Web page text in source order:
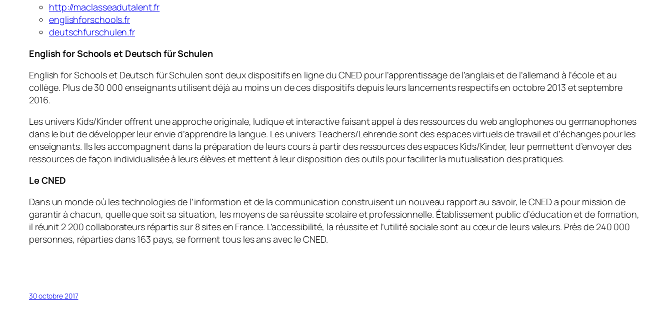
http://maclasseadutalent.fr
englishforschools.fr
deutschfurschulen.fr
English for Schools et Deutsch für Schulen
English for Schools et Deutsch für Schulen sont deux dispositifs en ligne du CNED pour l’apprentissage de l’anglais et de l’allemand à l’école et au
collège. Plus de 30 000 enseignants utilisent déjà au moins un de ces dispositifs depuis leurs lancements respectifs en octobre 2013 et septembre
2016.
Les univers Kids/Kinder offrent une approche originale, ludique et interactive faisant appel à des ressources du web anglophones ou germanophones
dans le but de développer leur envie d’apprendre la langue. Les univers Teachers/Lehrende sont des espaces virtuels de travail et d’échanges pour les
enseignants. Ils les accompagnent dans la préparation de leurs cours à partir des ressources des espaces Kids/Kinder, leur permettent d’envoyer des
ressources de façon individualisée à leurs élèves et mettent à leur disposition des outils pour faciliter la mutualisation des pratiques.
Le CNED
Dans un monde où les technologies de l’information et de la communication construisent un nouveau rapport au savoir, le CNED a pour mission de
garantir à chacun, quelle que soit sa situation, les moyens de sa réussite scolaire et professionnelle. Établissement public d’éducation et de formation,
il réunit 2 200 collaborateurs répartis sur 8 sites en France. L’accessibilité, la réussite et l’utilité sociale sont au cœur de leurs valeurs. Près de 240 000
personnes, réparties dans 163 pays, se forment tous les ans avec le CNED.
30 octobre 2017